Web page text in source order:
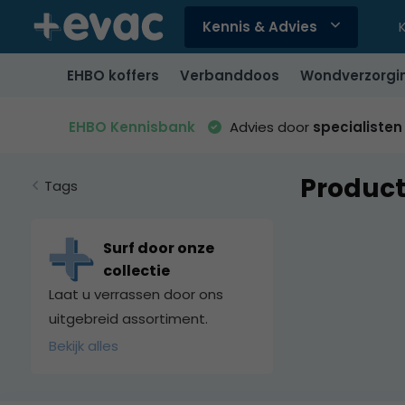
Kennis & Advies
Gebruik
de
pijltjes
een
selecteren.
Enter
om
EHBO koffers Verbanddoos
EHBO Kennisbank Advies door specialisten
Tags
Surf door onze
collectie
Laat u verrassen door ons
uitgebreid assortiment.
Bekijk alles